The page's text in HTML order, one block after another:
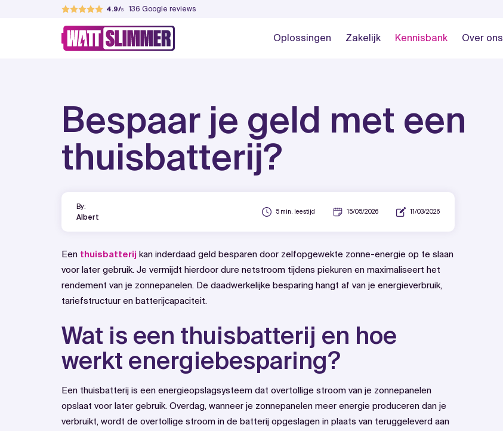
4.9 136 Google reviews
WattSlimmer
Jouw partner in verduurzamen Oplossingen Zakelijk Kennisbank Over ons
Bespaar je geld met een
thuisbatterij?
By:
Albert
5 min. leestijd 15/05/2026 11/03/2026
Een thuisbatterij kan inderdaad geld besparen door zelfopgewekte zonne-energie op te slaan
voor later gebruik. Je vermijdt hierdoor dure netstroom tijdens piekuren en maximaliseert het
rendement van je zonnepanelen. De daadwerkelijke besparing hangt af van je energieverbruik,
tariefstructuur en batterijcapaciteit.
Wat is een thuisbatterij en hoe
werkt energiebesparing?
Een thuisbatterij is een energieopslagsysteem dat overtollige stroom van je zonnepanelen
opslaat voor later gebruik. Overdag, wanneer je zonnepanelen meer energie produceren dan je
verbruikt, wordt de overtollige stroom in de batterij opgeslagen in plaats van teruggeleverd aan